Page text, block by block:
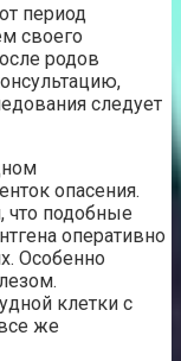
период
своего
родов
следует
опасения.
что подобные
оперативно
Особенно
клетки с
же